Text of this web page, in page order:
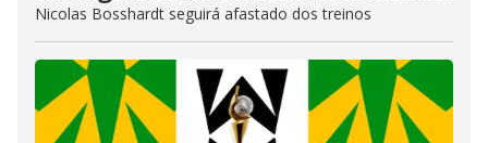
Nicolas Bosshardt seguirá afastado dos treinos